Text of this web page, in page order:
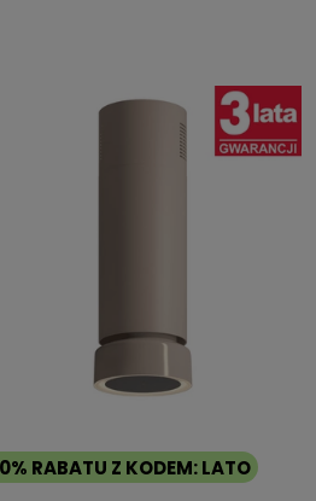
RABATU Z KODEM: LATO